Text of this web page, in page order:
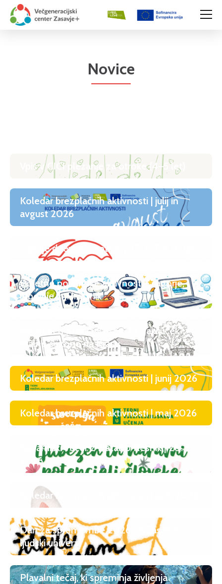
Novice
Vpis v CICI plezanje za otroke (4–5 let)
Koledar brezplačnih aktivnosti | julij in
avgust 2026
Zaprtje dnevnih centrov | 27. 7.-7. 8. 2026
Poletne počitniške aktivnosti | Zagorje,
Trbovlje in Hrastnik
Po sledeh Srečka Kosovela: zaključek
bralne sezone na Krasu
Koledar brezplačnih aktivnosti | junij 2026
Koledar brezplačnih aktivnosti | maj 2026
Kavarniški večer z Natalijo Resnik | 20. 5.
2026
Koledar brezplačnih aktivnosti | april 2026
Dan za spremembe 2026 na Zasavski
ljudski univerzi
Plavalni tečaj, ki spreminja življenja